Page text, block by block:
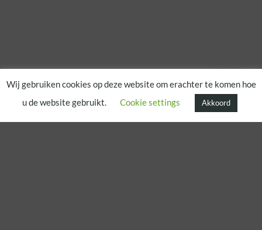
Wij gebruiken cookies op deze website om erachter te komen hoe
u de website gebruikt.
Cookie settings Akkoord